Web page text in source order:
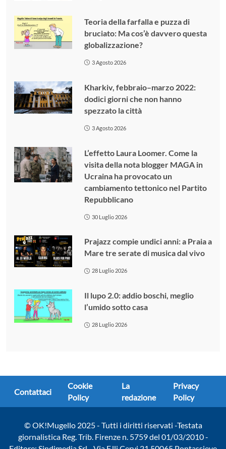
Teoria della farfalla e puzza di
bruciato: Ma cos’è davvero questa
globalizzazione?
3 Agosto 2026
Kharkiv, febbraio–marzo 2022:
dodici giorni che non hanno
spezzato la città
3 Agosto 2026
L’effetto Laura Loomer. Come la
visita della nota blogger MAGA in
Ucraina ha provocato un
cambiamento tettonico nel Partito
Repubblicano
30 Luglio 2026
Prajazz compie undici anni: a Praia a
Mare tre serate di musica dal vivo
28 Luglio 2026
Il lupo 2.0: addio boschi, meglio
l’umido sotto casa
28 Luglio 2026
Contattaci
Cookie
Policy
La
redazione
Privacy
Policy
© OK!Mugello 2025 - Tutti i diritti riservati -Testata
giornalistica Reg. Trib. Firenze n. 5759 del 01/03/2010 -